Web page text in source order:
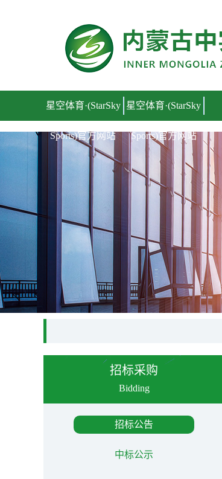
星空体育·(StarSky
Sports)官方网站
星空体育·(StarSky
Sports)官方网站
招标采购
Bidding
招标公告
中标公示